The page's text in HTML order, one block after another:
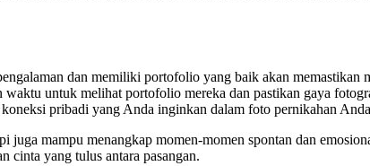
dan memiliki portofolio yang baik akan memastikan
untuk melihat portofolio mereka dan pastikan gaya
pribadi yang Anda inginkan dalam foto pernikahan
mampu menangkap momen-momen spontan dan
cinta yang tulus antara pasangan.